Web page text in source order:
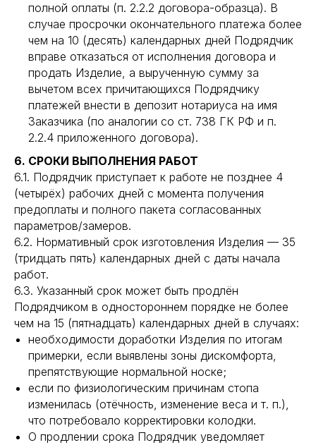
полной оплаты (п. 2.2.2 договора-образца). В
случае просрочки окончательного платежа более
чем на 10 (десять) календарных дней Подрядчик
вправе отказаться от исполнения договора и
продать Изделие, а вырученную сумму за
вычетом всех причитающихся Подрядчику
платежей внести в депозит нотариуса на имя
Заказчика (по аналогии со ст. 738 ГК РФ и п.
2.2.4 приложенного договора).
6. СРОКИ ВЫПОЛНЕНИЯ РАБОТ
6.1. Подрядчик приступает к работе не позднее 4
(четырёх) рабочих дней с момента получения
предоплаты и полного пакета согласованных
параметров/замеров.
6.2. Нормативный срок изготовления Изделия — 35
(тридцать пять) календарных дней с даты начала
работ.
6.3. Указанный срок может быть продлён
Подрядчиком в одностороннем порядке не более
чем на 15 (пятнадцать) календарных дней в случаях:
необходимости доработки Изделия по итогам
примерки, если выявлены зоны дискомфорта,
препятствующие нормальной носке;
если по физиологическим причинам стопа
изменилась (отёчность, изменение веса и т. п.),
что потребовало корректировки колодки.
О продлении срока Подрядчик уведомляет